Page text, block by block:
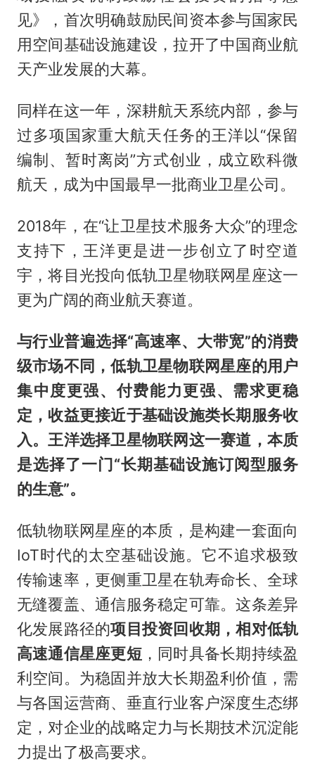
见》，首次明确鼓励民间资本参与国家民
用空间基础设施建设，拉开了中国商业航
天产业发展的大幕。
同样在这一年，深耕航天系统内部，参与
过多项国家重大航天任务的王洋以“保留
编制、暂时离岗”方式创业，成立欧科微
航天，成为中国最早一批商业卫星公司。
2018年，在“让卫星技术服务大众”的理念
支持下，王洋更是进一步创立了时空道
宇，将目光投向低轨卫星物联网星座这一
更为广阔的商业航天赛道。
与行业普遍选择“高速率、大带宽”的消费
级市场不同，低轨卫星物联网星座的用户
集中度更强、付费能力更强、需求更稳
定，收益更接近于基础设施类长期服务收
入。王洋选择卫星物联网这一赛道，本质
是选择了一门“长期基础设施订阅型服务
的生意”。
低轨物联网星座的本质，是构建一套面向
IoT时代的太空基础设施。它不追求极致
传输速率，更侧重卫星在轨寿命长、全球
无缝覆盖、通信服务稳定可靠。这条差异
化发展路径的项目投资回收期，相对低轨
高速通信星座更短，同时具备长期持续盈
利空间。为稳固并放大长期盈利价值，需
与各国运营商、垂直行业客户深度生态绑
定，对企业的战略定力与长期技术沉淀能
力提出了极高要求。